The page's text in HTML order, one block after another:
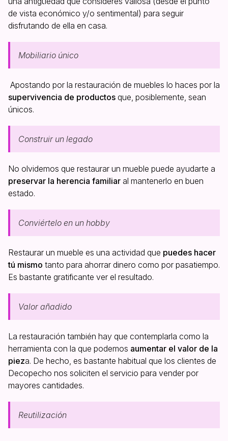
de vista económico y/o sentimental) para seguir
disfrutando de ella en casa.
Mobiliario único
Apostando por la restauración de muebles lo haces por la
supervivencia de productos que, posiblemente, sean
únicos.
Construir un legado
No olvidemos que restaurar un mueble puede ayudarte a
preservar la herencia familiar al mantenerlo en buen
estado.
Conviértelo en un hobby
Restaurar un mueble es una actividad que puedes hacer
tú mismo tanto para ahorrar dinero como por pasatiempo.
Es bastante gratificante ver el resultado.
Valor añadido
La restauración también hay que contemplarla como la
herramienta con la que podemos aumentar el valor de la
pieza. De hecho, es bastante habitual que los clientes de
Decopecho nos soliciten el servicio para vender por
mayores cantidades.
Reutilización